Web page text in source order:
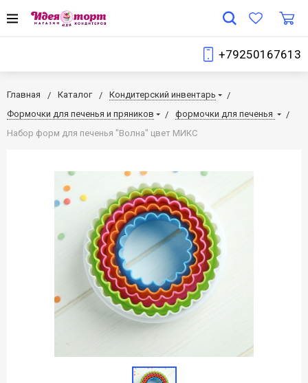
+79250167613
Главная Каталог
Кондитерский инвентарь
Формочки для печенья и пряников
формочки для печенья
Набор форм для печенья "Волна" цвет МИКС